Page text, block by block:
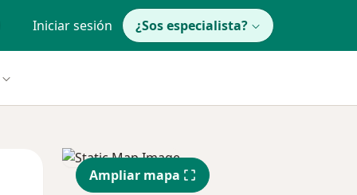
Iniciar sesión ¿Sos especialista?
Mar
11 Ago
Mié
12 Ago
Ampliar mapa